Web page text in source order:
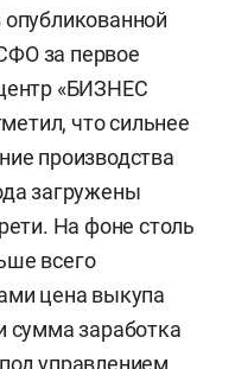
за первое
«БИЗНЕС
что сильнее
производства
загружены
На фоне столь
всего
цена выкупа
сумма заработка
управлением